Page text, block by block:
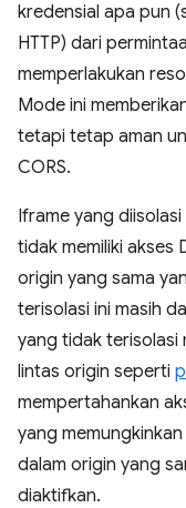
kredensial apa pun
HTTP) dari
memperlakukan
Mode ini
tetapi tetap aman
CORS.
Iframe yang
tidak memiliki akses
origin yang sama
terisolasi ini masih
yang tidak terisolasi
lintas origin seperti
mempertahankan
yang
dalam origin yang
diaktifkan.